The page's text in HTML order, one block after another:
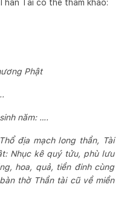
Tài có thể tham khảo:
Phật
năm: ….
địa mạch long thần, Tài
Nhục kê quý tửu, phù lưu
hoa, quả, tiền đinh cùng
thờ Thần tài cũ về miền